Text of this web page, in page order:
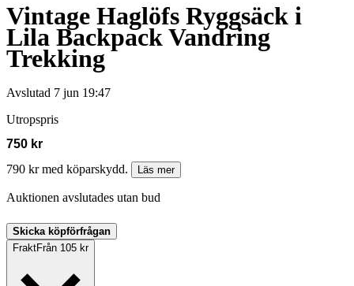
Vintage Haglöfs Ryggsäck i
Lila Backpack Vandring
Trekking
Avslutad 7 jun 19:47
Utropspris
750 kr
790 kr med köparskydd.
Läs mer
Auktionen avslutades utan bud
Skicka köpförfrågan
FraktFrån 105 kr